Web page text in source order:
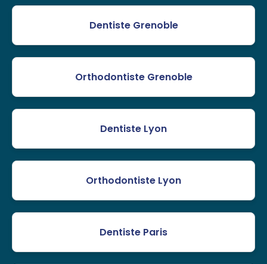
Dentiste Grenoble
Orthodontiste Grenoble
Dentiste Lyon
Orthodontiste Lyon
Dentiste Paris